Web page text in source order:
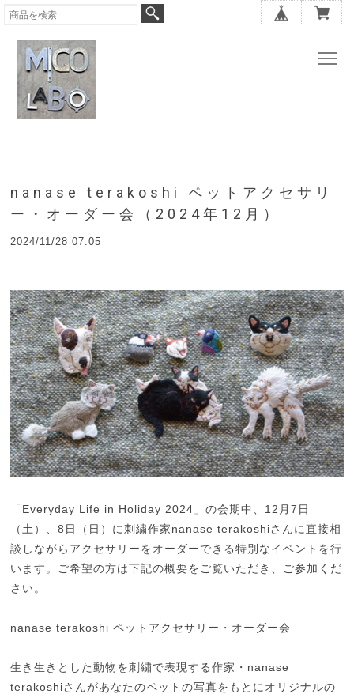
nanase terakoshi ペットアクセサリ
ー・オーダー会（2024年12月）
2024/11/28 07:05
「Everyday Life in Holiday 2024」の会期中、12月7日
（土）、8日（日）に刺繍作家nanase terakoshiさんに直接相
談しながらアクセサリーをオーダーできる特別なイベントを行
います。ご希望の方は下記の概要をご覧いただき、ご参加くだ
さい。
nanase terakoshi ペットアクセサリー・オーダー会
生き生きとした動物を刺繍で表現する作家・nanase
terakoshiさんがあなたのペットの写真をもとにオリジナルの